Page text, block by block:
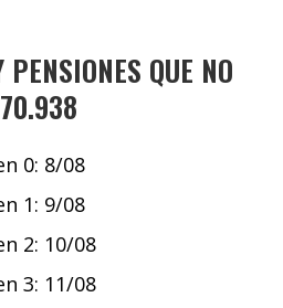
QUE NO
0: 8/08
1: 9/08
2: 10/08
3: 11/08